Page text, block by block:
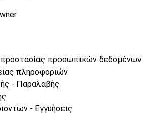
προστασίας προσωπικών δεδομένων
πληροφοριών
- Παραλαβής
- Εγγυήσεις